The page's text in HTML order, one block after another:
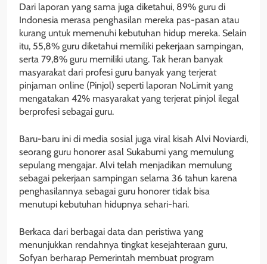
Dari laporan yang sama juga diketahui, 89% guru di
Indonesia merasa penghasilan mereka pas-pasan atau
kurang untuk memenuhi kebutuhan hidup mereka. Selain
itu, 55,8% guru diketahui memiliki pekerjaan sampingan,
serta 79,8% guru memiliki utang. Tak heran banyak
masyarakat dari profesi guru banyak yang terjerat
pinjaman online (Pinjol) seperti laporan NoLimit yang
mengatakan 42% masyarakat yang terjerat pinjol ilegal
berprofesi sebagai guru.
Baru-baru ini di media sosial juga viral kisah Alvi Noviardi,
seorang guru honorer asal Sukabumi yang memulung
sepulang mengajar. Alvi telah menjadikan memulung
sebagai pekerjaan sampingan selama 36 tahun karena
penghasilannya sebagai guru honorer tidak bisa
menutupi kebutuhan hidupnya sehari-hari.
Berkaca dari berbagai data dan peristiwa yang
menunjukkan rendahnya tingkat kesejahteraan guru,
Sofyan berharap Pemerintah membuat program